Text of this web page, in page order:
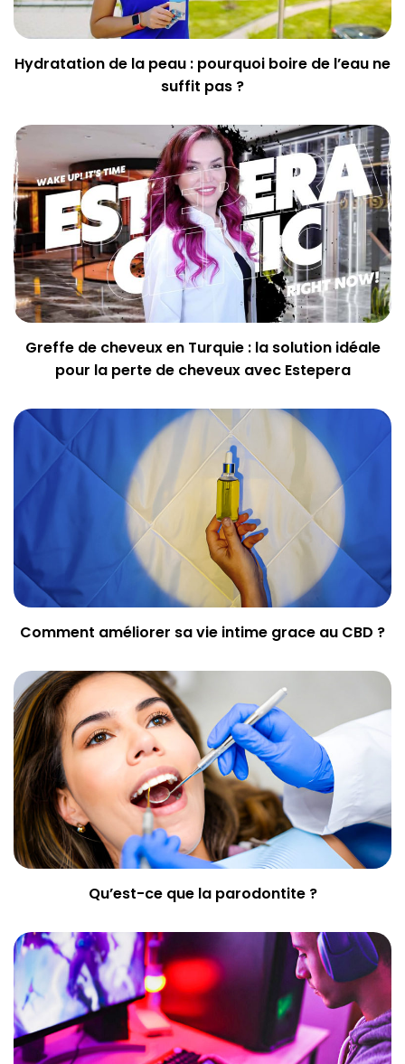
Hydratation de la peau : pourquoi boire de l’eau ne
suffit pas ?
Greffe de cheveux en Turquie : la solution idéale
pour la perte de cheveux avec Estepera
Comment améliorer sa vie intime grace au CBD ?
Qu’est-ce que la parodontite ?